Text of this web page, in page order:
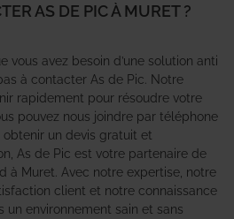
AS DE PIC À MURET ?
vous avez besoin d’une solution anti
à contacter As de Pic. Notre
rapidement pour résoudre votre
pouvez nous joindre par téléphone
un devis gratuit et
As de Pic est votre partenaire de
à Muret. Avec notre expertise, notre
client et notre connaissance
un environnement sain et sans